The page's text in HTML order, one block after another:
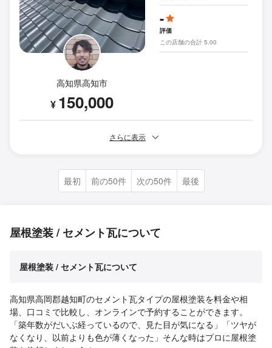
高知県高知市
¥ 150,000
-
評価
この店舗の合計 5.00
さらに表示
最初 前の50件 次の50件 最後
屋根塗装 / セメント瓦について
屋根塗装 / セメント瓦について
高知県高岡郡越知町のセメント瓦タイプの屋根塗装を料金や相
場、口コミで比較し、オンラインで予約することができます。
「築年数がだいぶ経っているので、見た目が気になる」「ツヤが
なくなり、以前よりも色が薄くなった」そんな時はプロに屋根塗